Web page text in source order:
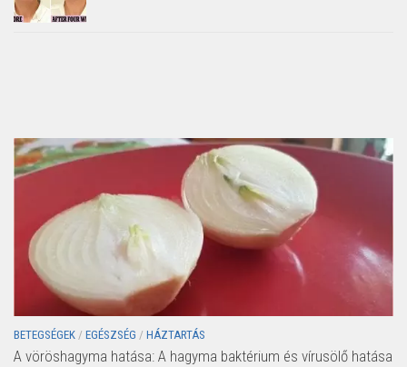
BETEGSÉGEK / EGÉSZSÉG / HÁZTARTÁS
A vöröshagyma hatása: A hagyma baktérium és vírusölő hatása